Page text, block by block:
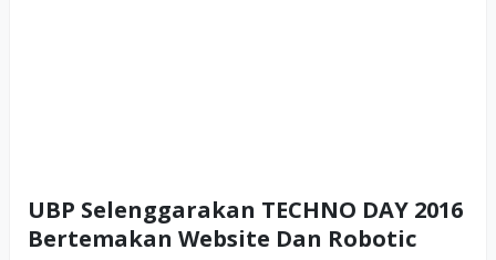
UBP Selenggarakan TECHNO DAY 2016
Bertemakan Website Dan Robotic